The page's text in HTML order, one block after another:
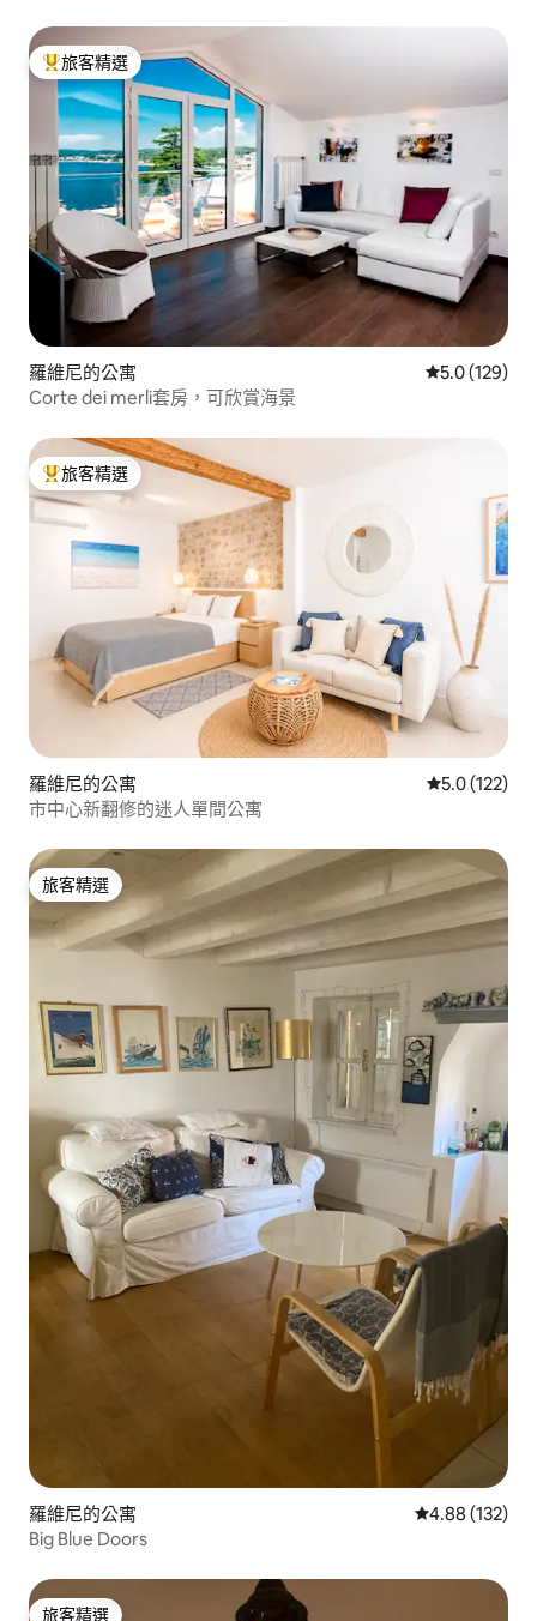
旅客精選榜首
旅客精選
羅維尼的公寓 從 129 則評
5.0 (129)
Corte dei merli套房，可欣賞海景
旅客精選榜首
旅客精選
羅維尼的公寓 從 122 則評
5.0 (122)
市中心新翻修的迷人單間公寓
旅客精選
旅客精選
羅維尼的公寓 從 132 則評價
4.88 (132)
Big Blue Doors
旅客精選